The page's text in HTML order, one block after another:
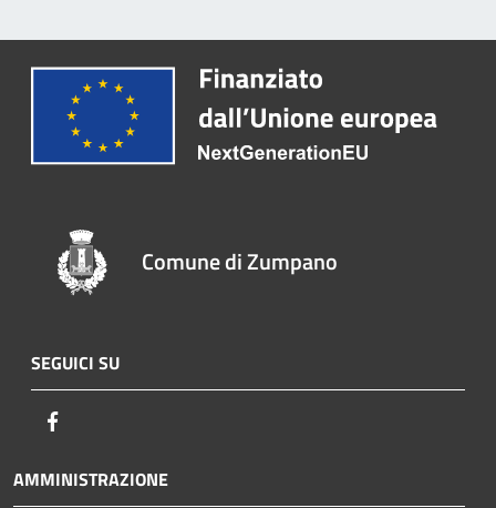
Comune di Zumpano
SEGUICI SU
AMMINISTRAZIONE